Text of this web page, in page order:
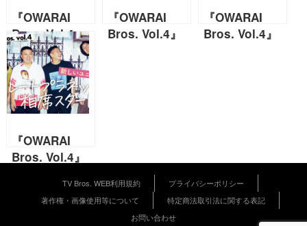
『OWARAI
Bros. Vol.4』
地下から這い上
がり扉を開いた
者同士！ マヂ
カルラブリー×
ランジャタイ対
談
『OWARAI
Bros. Vol.4』
『OWARAI
Bros. Vol.4』
『OWARAI
Bros. Vol.4』
結成!? チョコ
レートプラネッ
TV Bros. WEB利用規約
プライバシーポリシー
著作権・画像使用等について
特定商法取引法に関する表記
お問い合わせ